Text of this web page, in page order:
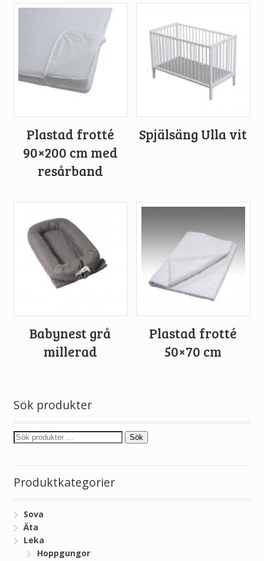
Plastad frotté
90×200 cm med
resårband
Spjälsäng Ulla vit
Babynest grå
millerad
Plastad frotté
50×70 cm
Sök produkter
Sök
Produktkategorier
Sova
Äta
Leka
Hoppgungor